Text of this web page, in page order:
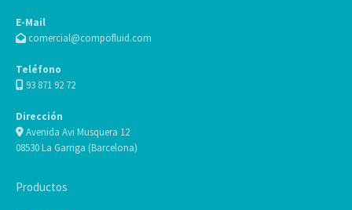
E-Mail
comercial@compofluid.com
Teléfono
93 871 92 72
Dirección
Avenida Avi Musquera 12
08530 La Garriga (Barcelona)
Productos